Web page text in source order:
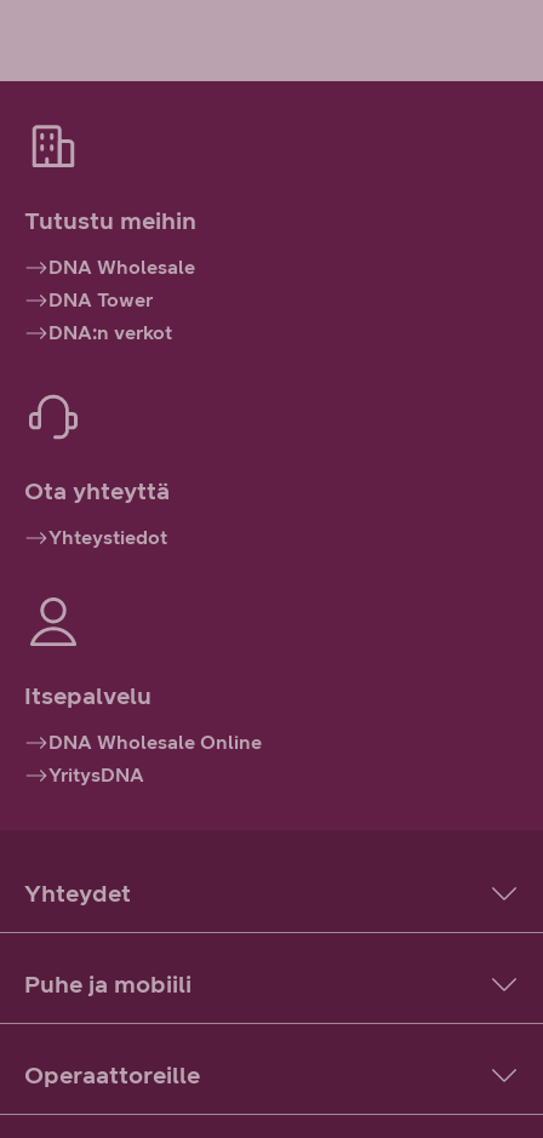
Tutustu meihin
DNA Wholesale
DNA Tower
DNA:n verkot
Ota yhteyttä
Yhteystiedot
Itsepalvelu
DNA Wholesale Online
YritysDNA
Yhteydet
Puhe ja mobiili
Operaattoreille